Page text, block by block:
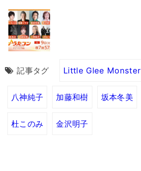
記事タグ Little Glee Monster
八神純子 加藤和樹 坂本冬美
杜このみ 金沢明子